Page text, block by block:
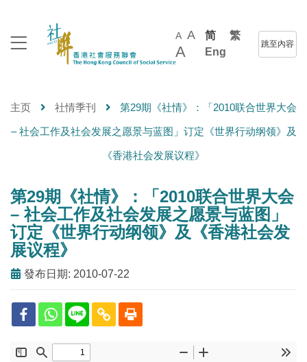
A A
A
简
繁
Eng
跳至內容
主页 社情季刊 第29期《社情》：「2010联合世界大会
– 社会工作及社会发展之愿景与蓝图」订定《世界行动纲领》及
《香港社会发展议程》
第29期《社情》：「2010联合世界大会
– 社会工作及社会发展之愿景与蓝图」
订定《世界行动纲领》及《香港社会发
展议程》
發布日期: 2010-07-22